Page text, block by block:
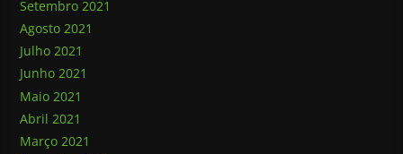
Setembro 2021
Agosto 2021
Julho 2021
Junho 2021
Maio 2021
Abril 2021
Março 2021